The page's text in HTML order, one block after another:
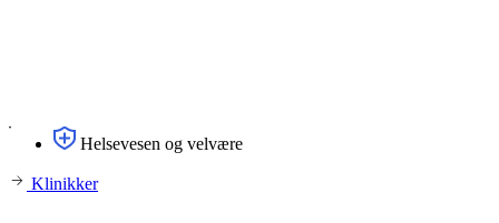
Helsevesen og velvære
Klinikker